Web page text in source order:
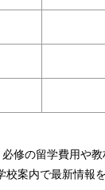
修の留学費用や
案内で最新情報